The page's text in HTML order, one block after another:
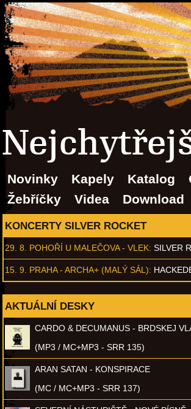
Novinky Kapely Katalog
Žebříčky
Videa Download
KONCERTY SILVER ROCKET
29. 8. POHOŘÍ U MALEČOVA - VLEK: SILVER
15. 9. PRAHA - ARCHA+ (MALÝ SÁL):
AKTUÁLNÍ DESKY
CARDO & DECUMANUS - BRDSKEJ
(MP3 / MC+MP3 - SRR 135)
ARAN SATAN - KONSPIRACE
(MC / MC+MP3 - SRR 137)